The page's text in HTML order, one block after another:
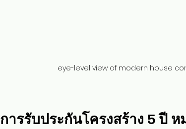
eye-level view of modern house
การรับประกันโครงสร้าง 5 ปี ห